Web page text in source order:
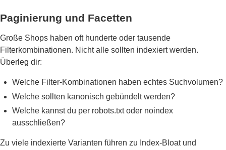
Paginierung und Facetten
Große Shops haben oft hunderte oder tausende
Filterkombinationen. Nicht alle sollten indexiert werden.
Überleg dir:
Welche Filter-Kombinationen haben echtes Suchvolumen?
Welche sollten kanonisch gebündelt werden?
Welche kannst du per robots.txt oder noindex
ausschließen?
Zu viele indexierte Varianten führen zu Index-Bloat und